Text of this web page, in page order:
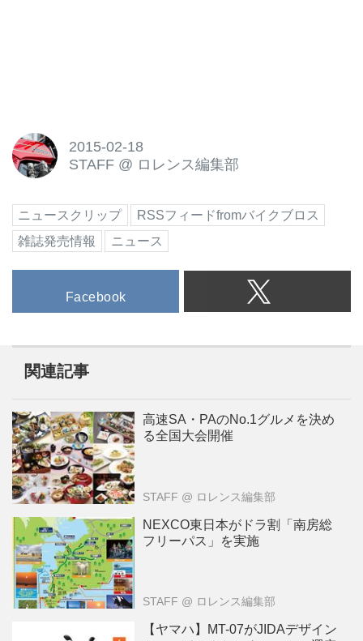
2015-02-18
STAFF @ ロレンス編集部
ニュースクリップ
RSSフィードfromバイクブロス
雑誌発売情報
ニュース
Facebook
関連記事
高速SA・PAのNo.1グルメを決め
る全国大会開催
STAFF @ ロレンス編集部
NEXCO東日本がドラ割「南房総
フリーパス」を実施
STAFF @ ロレンス編集部
【ヤマハ】MT-07がJIDAデザイン